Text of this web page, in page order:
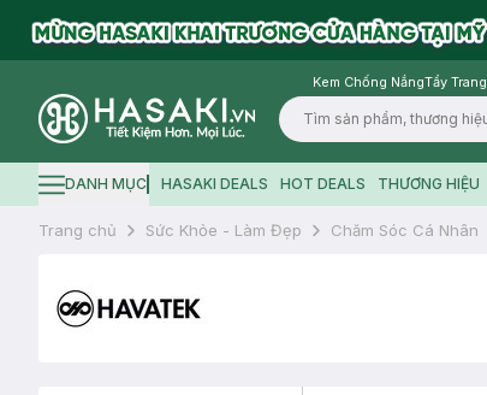
Kem Chống NắngTẩy Trang
Logo
Hamburger icon
DANH MỤC HASAKI DEALS HOT DEALS THƯƠNG HIỆU
Trang chủ Sức Khỏe - Làm Đẹp Chăm Sóc Cá Nhân